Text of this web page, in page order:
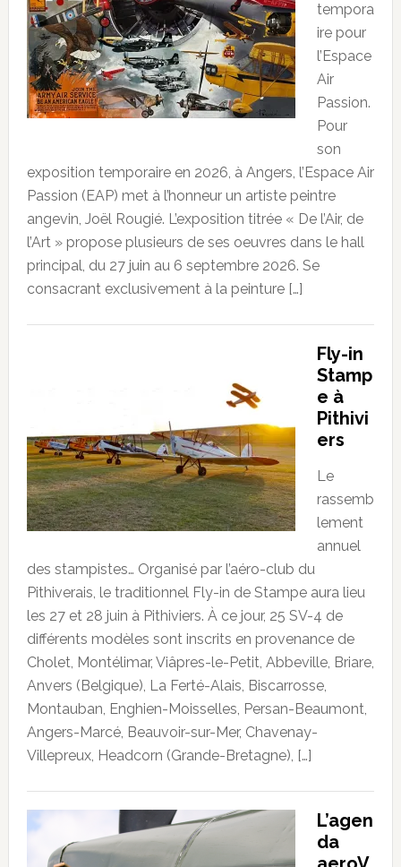
tempora
ire pour
l’Espace
Air
Passion.
Pour
son
exposition temporaire en 2026, à Angers, l’Espace Air
Passion (EAP) met à l’honneur un artiste peintre
angevin, Joël Rougié. L’exposition titrée « De l’Air, de
l’Art » propose plusieurs de ses oeuvres dans le hall
principal, du 27 juin au 6 septembre 2026. Se
consacrant exclusivement à la peinture […]
Fly-in
Stamp
e à
Pithivi
ers
Le
rassemb
lement
annuel
des stampistes… Organisé par l’aéro-club du
Pithiverais, le traditionnel Fly-in de Stampe aura lieu
les 27 et 28 juin à Pithiviers. À ce jour, 25 SV-4 de
différents modèles sont inscrits en provenance de
Cholet, Montélimar, Viâpres-le-Petit, Abbeville, Briare,
Anvers (Belgique), La Ferté-Alais, Biscarrosse,
Montauban, Enghien-Moisselles, Persan-Beaumont,
Angers-Marcé, Beauvoir-sur-Mer, Chavenay-
Villepreux, Headcorn (Grande-Bretagne), […]
L’agen
da